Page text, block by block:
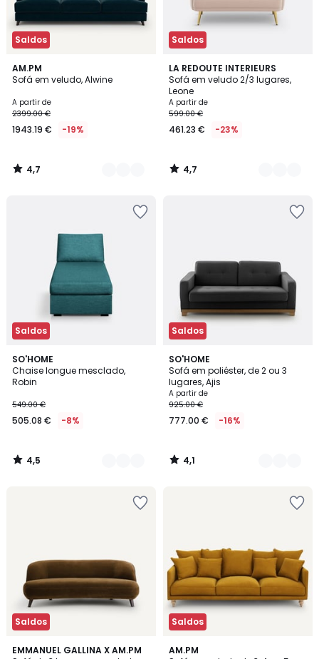
Saldos
AM.PM
Sofá em veludo, Alwine
A partir de
2399.00 €
1943.19 € -19%
4,7
/ 5
15
Cores
4,7
/
Saldos
LA REDOUTE INTERIEURS
Sofá em veludo 2/3 lugares,
Leone
A partir de
599.00 €
461.23 € -23%
4,7
/ 5
3
Cores
4,7
/
Saldos
SO'HOME
Chaise longue mesclado,
Robin
549.00 €
505.08 € -8%
4,5
/ 5
5
Cores
4,5
/
Saldos
SO'HOME
Sofá em poliéster, de 2 ou 3
lugares, Ajis
A partir de
925.00 €
777.00 € -16%
4,1
/ 5
3
Cores
4,1
/
Saldos
EMMANUEL GALLINA X AM.PM
4,4
9
Saldos
AM.PM
4,8
3